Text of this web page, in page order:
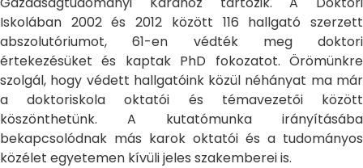
Iskolában 2002 és 2012 között 116 hallgató szerzett
abszolutóriumot, 61-en védték meg doktori
értekezésüket és kaptak PhD fokozatot. Örömünkre
szolgál, hogy védett hallgatóink közül néhányat ma már
a doktoriskola oktatói és témavezetői között
köszönthetünk. A kutatómunka irányításába
bekapcsolódnak más karok oktatói és a tudományos
közélet egyetemen kívüli jeles szakemberei is.